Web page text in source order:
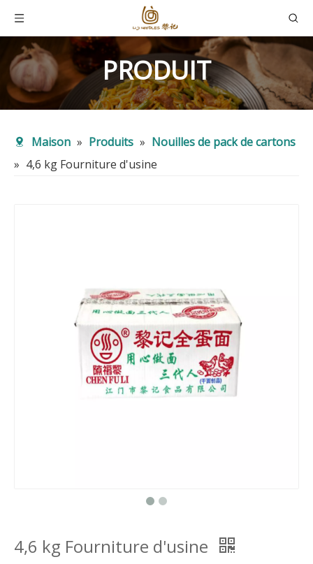
PRODUIT
Maison » Produits » Nouilles de pack de cartons
» 4,6 kg Fourniture d'usine
4,6 kg Fourniture d'usine